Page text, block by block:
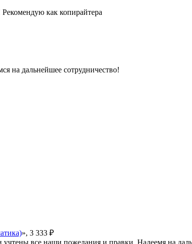
Рекомендую как копирайтера
на дальнейшее сотрудничество!
», 3 333 ₽
все наши пожелания и правки. Надеемя на